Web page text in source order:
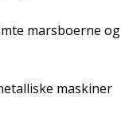
mars­bo­er­ne og
maski­ner